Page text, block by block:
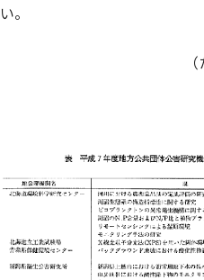
い。